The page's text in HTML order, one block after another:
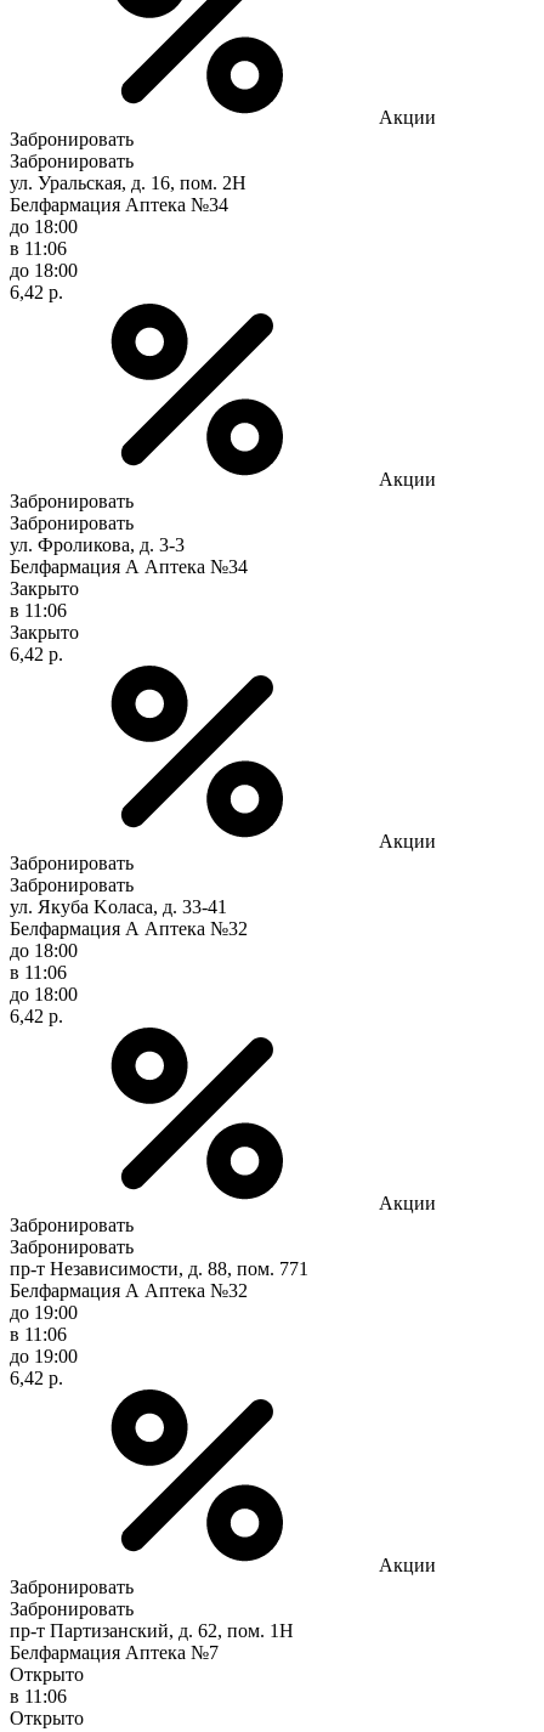
Акции
Забронировать
Забронировать
ул. Уральская, д. 16, пом. 2Н
Белфармация Аптека №34
до 18:00
в 11:06
до 18:00
6,42 р.
Акции
Забронировать
Забронировать
ул. Фроликова, д. 3-3
Белфармация А Аптека №34
Закрыто
в 11:06
Закрыто
6,42 р.
Акции
Забронировать
Забронировать
ул. Якуба Koлaca, д. 33-41
Белфармация А Аптека №32
до 18:00
в 11:06
до 18:00
6,42 р.
Акции
Забронировать
Забронировать
пр-т Независимости, д. 88, пом. 771
Белфармация А Аптека №32
до 19:00
в 11:06
до 19:00
6,42 р.
Акции
Забронировать
Забронировать
пр-т Партизанский, д. 62, пом. 1Н
Белфармация Аптека №7
Открыто
в 11:06
Открыто